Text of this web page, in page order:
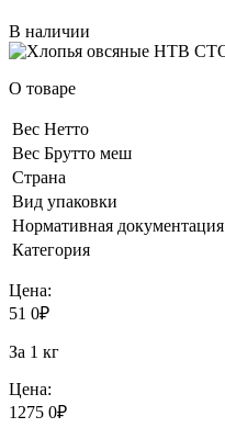
В наличии
О товаре
Вес Нетто
Вес Брутто меш
Страна
Вид упаковки
Нормативная документация
Категория
Цена:
51 0₽
За 1 кг
Цена:
1275 0₽